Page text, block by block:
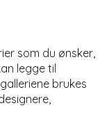
som du ønsker,
legge til
brukes